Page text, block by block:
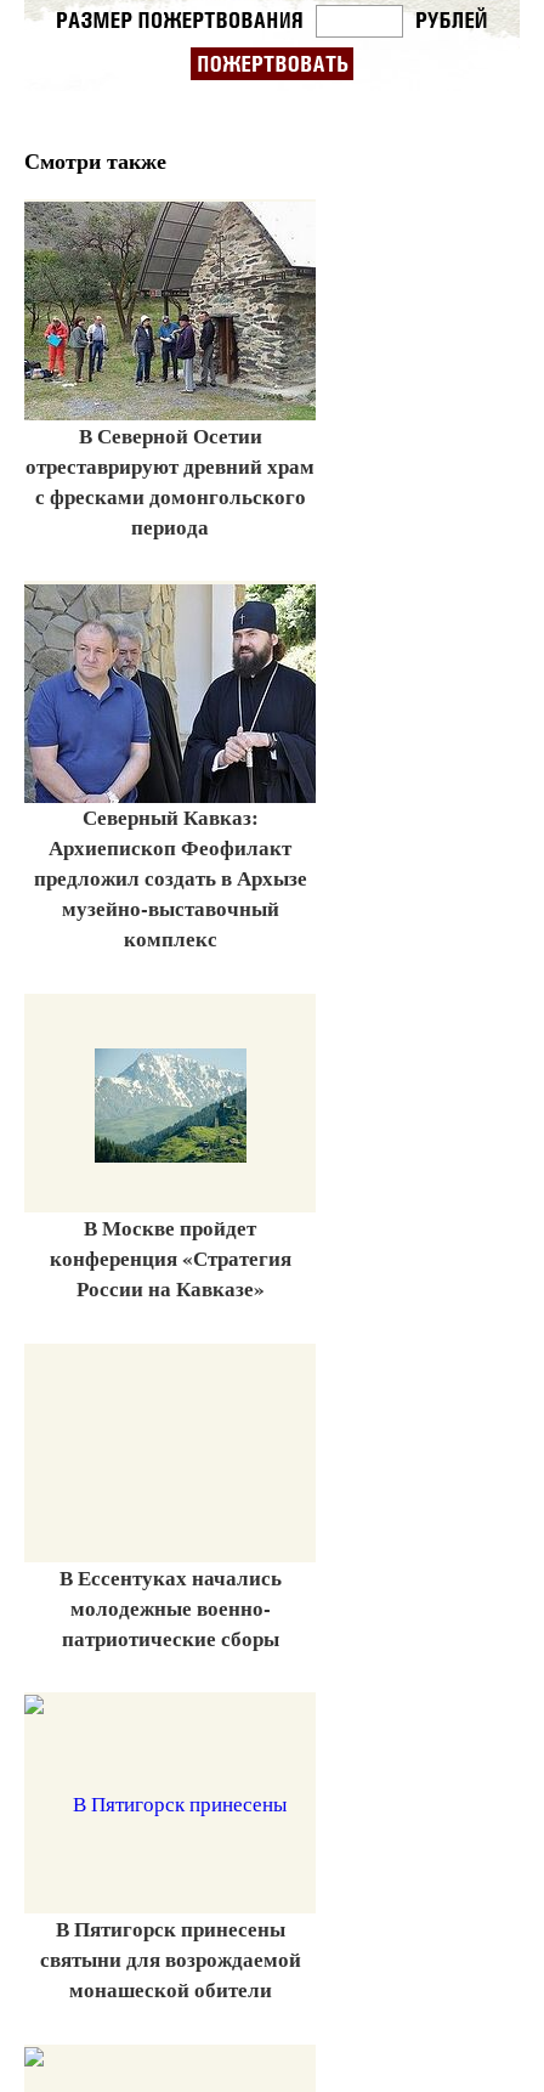
Смотри также
В Северной Осетии
отреставрируют древний храм
с фресками домонгольского
периода
Северный Кавказ:
Архиепископ Феофилакт
предложил создать в Архызе
музейно-выставочный
комплекс
В Москве пройдет
конференция «Стратегия
России на Кавказе»
В Ессентуках начались
молодежные военно-
патриотические сборы
В Пятигорск принесены
святыни для возрождаемой
монашеской обители